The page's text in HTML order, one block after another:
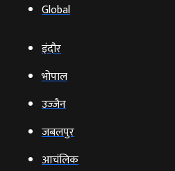
Global
इंदौर
भोपाल
उज्‍जैन
जबलपुर
आचंलिक